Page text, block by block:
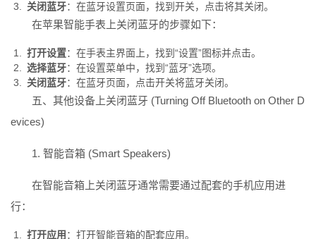
关闭蓝牙：在蓝牙设置页面，找到开关，点击将其关闭。
在苹果智能手表上关闭蓝牙的步骤如下：
打开设置：在手表主界面上，找到“设置”图标并点击。
选择蓝牙：在设置菜单中，找到“蓝牙”选项。
关闭蓝牙：在蓝牙页面，点击开关将蓝牙关闭。
五、其他设备上关闭蓝牙 (Turning Off Bluetooth on Other D
evices)
1. 智能音箱 (Smart Speakers)
在智能音箱上关闭蓝牙通常需要通过配套的手机应用进
行：
打开应用 ：打开智能音箱的配套应用。